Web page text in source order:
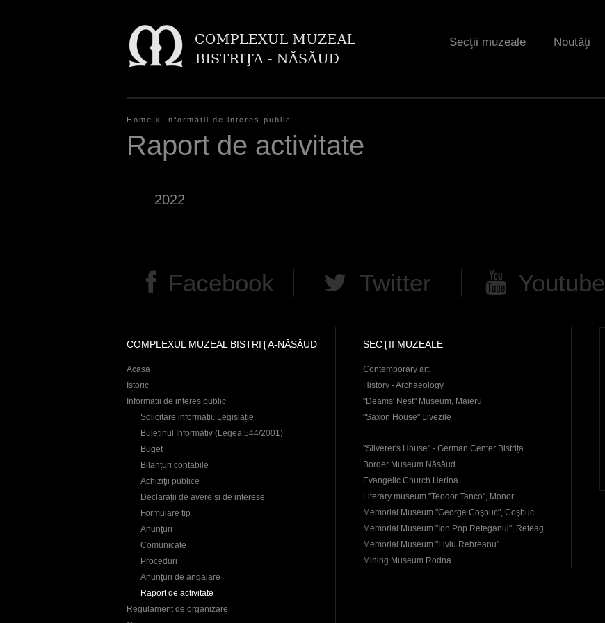
Secţii muzeale Noutăţi
Y
e
e
Home » Informatii de interes public
Raport de activitate
2022
Facebook Twitter Youtube
COMPLEXUL MUZEAL BISTRIŢA-NĂSĂUD
Acasa
Istoric
Informatii de interes public
Solicitare informații. Legislație
Buletinul Informativ (Legea 544/2001)
Buget
Bilanțuri contabile
Achiziţii publice
Declaraţii de avere și de interese
Formulare tip
Anunţuri
Comunicate
Proceduri
Anunţuri de angajare
Raport de activitate
Regulament de organizare
SECŢII MUZEALE
Contemporary art
History - Archaeology
"Deams' Nest" Museum, Maieru
"Saxon House" Livezile
"Silverer's House" - German Center Bistrița
Border Museum Năsăud
Evangelic Church Herina
Literary museum "Teodor Tanco", Monor
Memorial Museum "George Coşbuc", Coşbuc
Memorial Museum "Ion Pop Reteganul", Reteag
Memorial Museum "Liviu Rebreanu"
Mining Museum Rodna